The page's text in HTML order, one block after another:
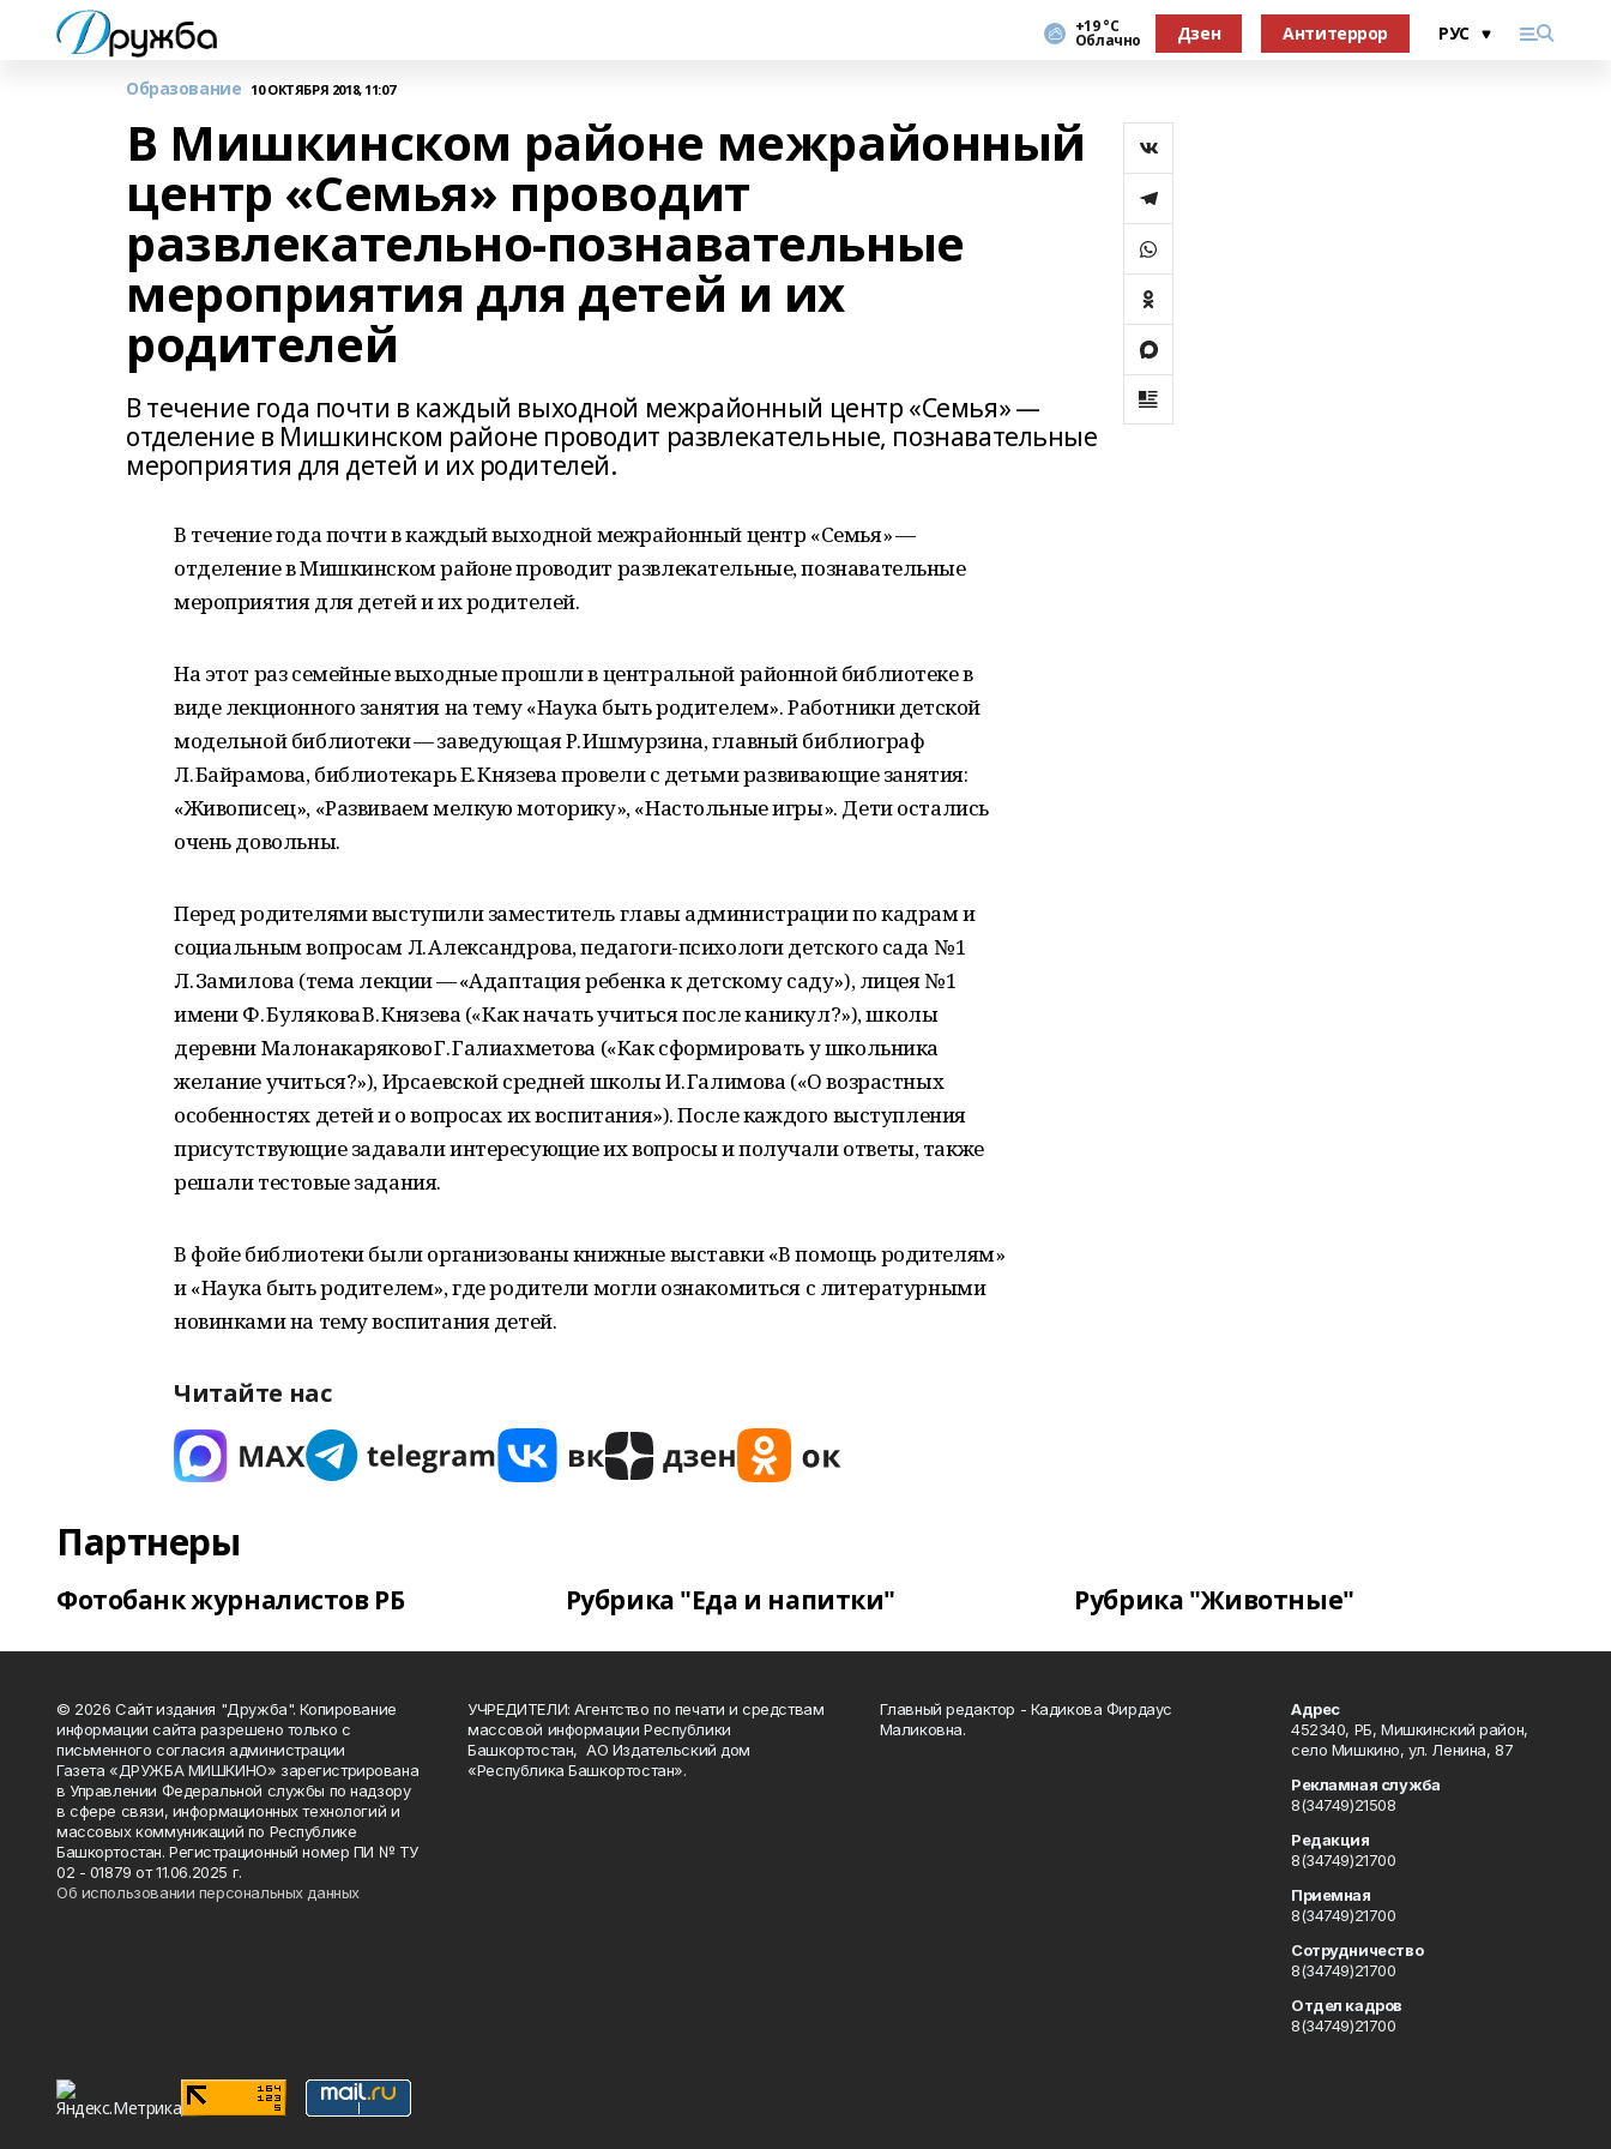
+19 °С
Облачно Дзен Антитеррор
Образование 10 ОКТЯБРЯ 2018, 11:07
В Мишкинском районе межрайонный
центр «Семья» проводит
развлекательно-познавательные
мероприятия для детей и их
родителей
В течение года почти в каждый выходной межрайонный центр «Семья» —
отделение в Мишкинском районе проводит развлекательные, познавательные
мероприятия для детей и их родителей.
В течение года почти в каждый выходной межрайонный центр «Семья» —
отделение в Мишкинском районе проводит развлекательные, познавательные
мероприятия для детей и их родителей.
На этот раз семейные выходные прошли в центральной районной библиотеке в
виде лекционного занятия на тему «Наука быть родителем». Работники детской
модельной библиотеки — заведующая Р. Ишмурзина, главный библиограф
Л. Байрамова, библиотекарь Е. Князева провели с детьми развивающие занятия:
«Живописец», «Развиваем мелкую моторику», «Настольные игры». Дети остались
очень довольны.
Перед родителями выступили заместитель главы администрации по кадрам и
социальным вопросам Л. Александрова, педагоги-психологи детского сада № 1
Л. Замилова (тема лекции — «Адаптация ребенка к детскому саду»), лицея № 1
имени Ф. Булякова В. Князева («Как начать учиться после каникул?»), школы
деревни Малонакаряково Г. Галиахметова («Как сформировать у школьника
желание учиться?»), Ирсаевской средней школы И. Галимова («О возрастных
особенностях детей и о вопросах их воспитания»). После каждого выступления
присутствующие задавали интересующие их вопросы и получали ответы, также
решали тестовые задания.
В фойе библиотеки были организованы книжные выставки «В помощь родителям»
и «Наука быть родителем», где родители могли ознакомиться с литературными
новинками на тему воспитания детей.
Читайте нас
Партнеры
Фотобанк журналистов РБ Рубрика "Еда и напитки" Рубрика "Животные"
© 2026 Сайт издания "Дружба". Копирование
информации сайта разрешено только с
письменного согласия администрации
Газета «ДРУЖБА МИШКИНО» зарегистрирована
в Управлении Федеральной службы по надзору
в сфере связи, информационных технологий и
массовых коммуникаций по Республике
Башкортостан. Регистрационный номер ПИ № ТУ
02 - 01879 от 11.06.2025 г.
Об использовании персональных данных
УЧРЕДИТЕЛИ: Агентство по печати и средствам
массовой информации Республики
Башкортостан, АО Издательский дом
«Республика Башкортостан».
Главный редактор - Кадикова Фирдаус
Маликовна.
Адрес
452340, РБ, Мишкинский район,
село Мишкино, ул. Ленина, 87
Рекламная служба
8(34749)21508
Редакция
8(34749)21700
Приемная
8(34749)21700
Сотрудничество
8(34749)21700
Отдел кадров
8(34749)21700